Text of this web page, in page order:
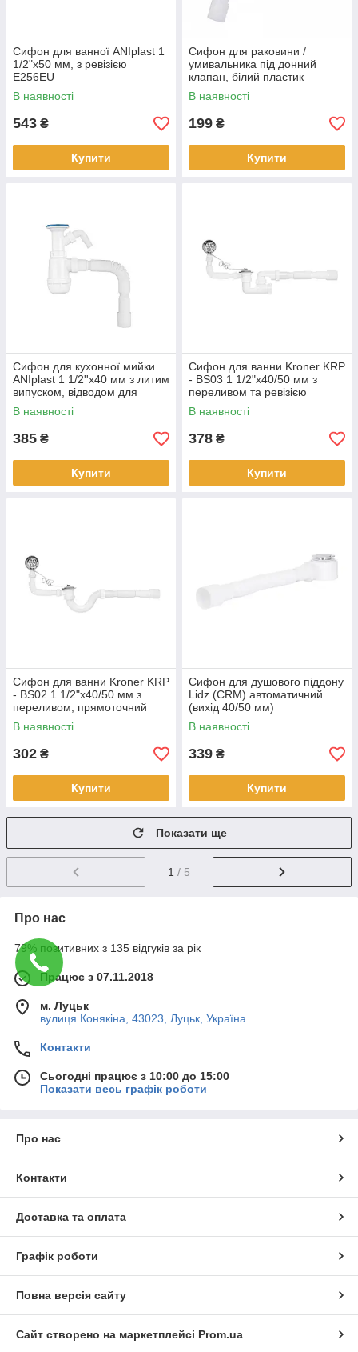
Сифон для ванної ANIplast 1
1/2"х50 мм, з ревізією
Е256EU
В наявності
543 ₴
Купити
Сифон для раковини /
умивальника під донний
клапан, білий пластик
В наявності
199 ₴
Купити
Сифон для кухонної мийки
ANIplast 1 1/2''х40 мм з литим
випуском, відводом для
пральної машини А2015EU
В наявності
385 ₴
Купити
Сифон для ванни Kroner KRP
- BS03 1 1/2"х40/50 мм з
переливом та ревізією
В наявності
378 ₴
Купити
Сифон для ванни Kroner KRP
- BS02 1 1/2"х40/50 мм з
переливом, прямоточний
В наявності
302 ₴
Купити
Сифон для душового піддону
Lidz (CRM) автоматичний
(вихід 40/50 мм)
В наявності
339 ₴
Купити
Показати ще
1 / 5
Про нас
79% позитивних з 135 відгуків за рік
Працює з 07.11.2018
м. Луцьк
вулиця Конякіна, 43023, Луцьк, Україна
Контакти
Сьогодні працює з 10:00 до 15:00
Показати весь графік роботи
Про нас
Контакти
Доставка та оплата
Графік роботи
Повна версія сайту
Сайт створено на маркетплейсі Prom.ua